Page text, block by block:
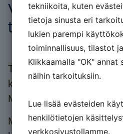
Vaikuttavia
toimenpiteitä!
Tästä kaikesta on
kanssamme. Vaikuttavia
Mitattavia tuloksia!
Mitkä ovat Teidän
tekniikoita, kuten
tietoja sinusta eri
lukien parempi
toiminnallisuus, tilastot
Klikkaamalla "OK" annat
näihin tarkoituksiin.
Lue lisää evästeiden
henkilötietojen
verkkosivustollamme.